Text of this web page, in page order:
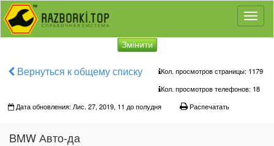
Змінити
Вернуться к общему списку
Кол. просмотров страницы: 1179
Кол. просмотров телефонов: 18
Дата обновления: Лис. 27, 2019, 11 до полудня
Распечатать
BMW Авто-да